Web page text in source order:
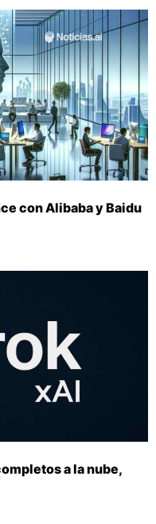
con Alibaba y Baidu
a la nube,